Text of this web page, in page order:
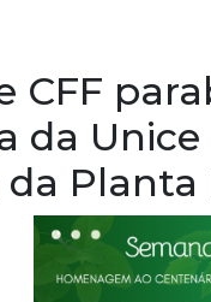
CFF
da
Planta